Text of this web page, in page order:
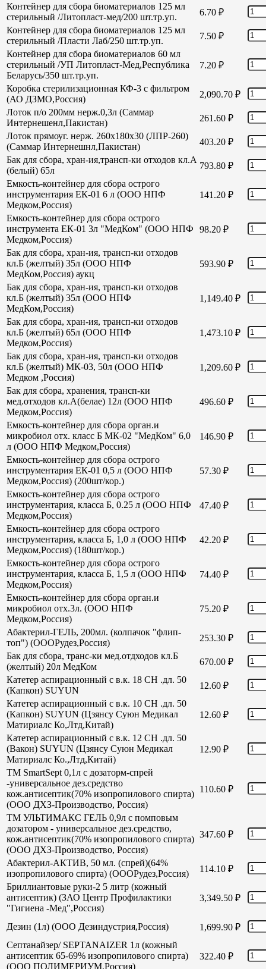
Контейнер для сбора биоматериалов 125 мл
стерильный /Литопласт-мед/200 шт.тр.уп.
6.70 ₽
Контейнер для сбора биоматериалов 125 мл
стерильный /Пласти Лаб/250 шт.тр.уп.
7.50 ₽
Контейнер для сбора биоматериалов 60 мл
стерильный /УП Литопласт-Мед,Республика
Беларусь/350 шт.тр.уп.
7.20 ₽
Коробка стерилизационная КФ-3 с фильтром
(АО ДЗМО,Россия)
2,090.70 ₽
Лоток п/о 200мм нерж.0,3л (Саммар
Интернешенл,Пакистан)
261.60 ₽
Лоток прямоуг. нерж. 260х180х30 (ЛПР-260)
(Саммар Интернешнл,Пакистан)
403.20 ₽
Бак для сбора, хран-ия,трансп-ки отходов кл.А
(белый) 65л
793.80 ₽
Емкость-контейнер для сбора острого
инструментария ЕК-01 6 л (ООО НПФ
Медком,Россия)
141.20 ₽
Емкость-контейнер для сбора острого
инструмента ЕК-01 3л "МедКом" (ООО НПФ
Медком,Россия)
98.20 ₽
Бак для сбора, хран-ия, трансп-ки отходов
кл.Б (желтый) 35л (ООО НПФ
МедКом,Россия) аукц
593.90 ₽
Бак для сбора, хран-ия, трансп-ки отходов
кл.Б (желтый) 35л (ООО НПФ
МедКом,Россия)
1,149.40 ₽
Бак для сбора, хран-ия, трансп-ки отходов
кл.Б (желтый) 65л (ООО НПФ
Медком,Россия)
1,473.10 ₽
Бак для сбора, хран-ия, трансп-ки отходов
кл.Б (желтый) МК-03, 50л (ООО НПФ
Медком ,Россия)
1,209.60 ₽
Бак для сбора, хранения, трансп-ки
мед.отходов кл.А(белае) 12л (ООО НПФ
Медком,Россия)
496.60 ₽
Емкость-контейнер для сбора орган.и
микробиол отх. класс Б МК-02 "МедКом" 6,0
л (ООО НПФ Медком,Россия)
146.90 ₽
Емкость-контейнер для сбора острого
инструментария ЕК-01 0,5 л (ООО НПФ
Медком,Россия) (200шт/кор.)
57.30 ₽
Емкость-контейнер для сбора острого
инструментария, класса Б, 0.25 л (ООО НПФ
Медком,Россия)
47.40 ₽
Емкость-контейнер для сбора острого
инструментария, класса Б, 1,0 л (ООО НПФ
Медком,Россия) (180шт/кор.)
42.20 ₽
Емкость-контейнер для сбора острого
инструментария, класса Б, 1,5 л (ООО НПФ
Медком,Россия)
74.40 ₽
Емкость-контейнер для сбора орган.и
микробиол отх.3л. (ООО НПФ
Медком,Россия)
75.20 ₽
Абактерил-ГЕЛЬ, 200мл. (колпачок "флип-
топ") (ОООРудез,Россия)
253.30 ₽
Бак для сбора, транс-ки мед.отдходов кл.Б
(желтый) 20л МедКом
670.00 ₽
Катетер аспирационный с в.к. 18 СН .дл. 50
(Капкон) SUYUN
12.60 ₽
Катетер аспирационный с в.к. 10 СН .дл. 50
(Капкон) SUYUN (Цзянсу Суюн Медикал
Матириалс Ко,Лтд,Китай)
12.60 ₽
Катетер аспирационный с в.к. 12 СН .дл. 50
(Вакон) SUYUN (Цзянсу Суюн Медикал
Матириалс Ко.,Лтд,Китай)
12.90 ₽
TM SmartSept 0,1л с дозаторм-спрей
-универсальное дез.средство
кож.антисептик(70% изопропилового спирта)
(ООО ДХЗ-Производство, Россия)
110.60 ₽
TM УЛЬТИМАКС ГЕЛЬ 0,9л с помповым
дозатором - универсальное дез.средство,
кож.антисептик(70% изопропилового спирта)
(ООО ДХЗ-Производство, Россия)
347.60 ₽
Абактерил-АКТИВ, 50 мл. (спрей)(64%
изопропилового спирта) (ОООРудез,Россия)
114.10 ₽
Бриллиантовые руки-2 5 литр (кожный
антисептик) (ЗАО Центр Профилактики
"Гигиена -Мед",Россия)
3,349.50 ₽
Дезин (1л) (ООО Дезиндустрия,Россия) 1,699.90 ₽
Септанайзер/ SEPTANAIZER 1л (кожный
антисептик 65-69% изопропилового спирта)
(ООО ПОЛИМЕРИУМ,Россия)
322.40 ₽